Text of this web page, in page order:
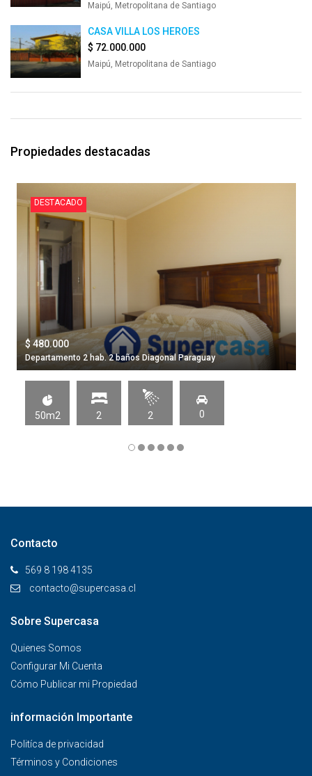
Maipú, Metropolitana de Santiago
CASA VILLA LOS HEROES
$ 72.000.000
Maipú, Metropolitana de Santiago
Propiedades destacadas
DESTACADO
$ 480.000
Departamento 2 hab. 2 baños Diagonal Paraguay
50m2 2 2 0
Contacto
569 8 198 4135
contacto@supercasa.cl
Sobre Supercasa
Quienes Somos
Configurar Mi Cuenta
Cómo Publicar mi Propiedad
información Importante
Politíca de privacidad
Términos y Condiciones